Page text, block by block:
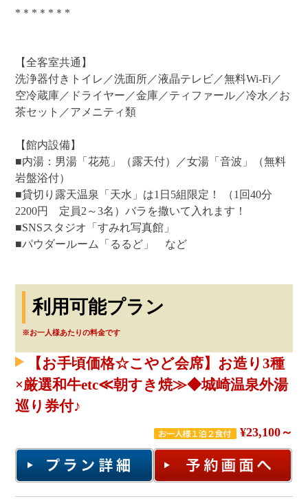
*＊*＊*＊*
【全客室共通】
洗浄器付きトイレ／洗面所／液晶テレビ／無料Wi-Fi／
空冷蔵庫／ドライヤー／金庫／ティファール／冷水／お
茶セット／アメニティ類
【館内設備】
■内湯：男湯「花苑」（露天付）／女湯「音波」（無料
岩盤浴付）
■貸切り露天温泉「天水」は1日5組限定！ （1回40分
2200円 定員2～3名）バラを撒いて入れます！
■SNSスタジオ「すみれ写真館」
■パウダールーム「るるど」 など
利用可能プラン
※お一人様あたりの料金です
【お手頃価格☆こやど会席】お造り3種
×厳選和牛etc≪朝すき焼≫◆城崎温泉外湯
巡り券付♪
¥23,100～